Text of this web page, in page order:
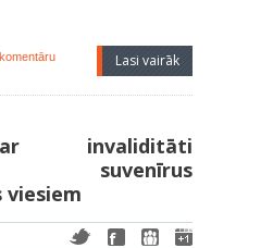
Lasi vairāk
invaliditāti
suvenīrus
viesiem